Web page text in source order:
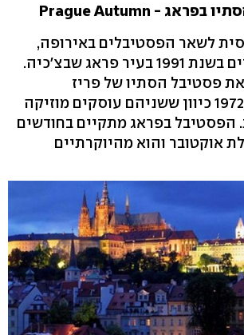
צ'כיה: פסטיבל הסתיו בפראג - Prague Autumn
לשאר הפסטיבלים באירופה,
אשר החל להתקיים בשנת 1991 בעיר פראג שבצ'כיה.
פסטיבל הסתיו של פריז
שמתקיים משנת 1972 כיוון ששניהם עוסקים מוזיקה
הפסטיבל בפראג מתקיים בחודשים
אוקטובר והוא מהיוקרתיים